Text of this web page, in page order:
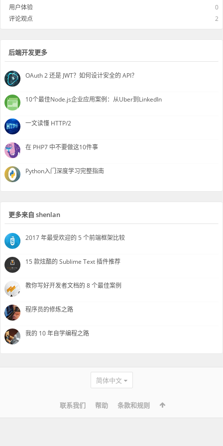
用户体验
0
评论观点
2
后端开发更多
OAuth 2 还是 JWT？如何设计安全的 API？
10个最佳Node.js企业应用案例：从Uber到LinkedIn
一文读懂 HTTP/2
在 PHP7 中不要做这10件事
Python入门深度学习完整指南
更多来自 shenlan
2017 年最受欢迎的 5 个前端框架比较
15 款炫酷的 Sublime Text 插件推荐
教你写好开发者文档的 8 个最佳案例
程序员的修炼之路
我的 10 年自学编程之路
简体中文
联系我们 帮助 条款和规则